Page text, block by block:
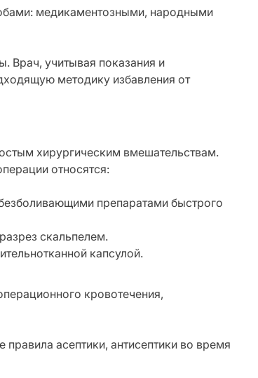
медикаментозными, народными
Врач, учитывая показания и
методику избавления от
хирургическим вмешательствам.
относятся:
препаратами быстрого
скальпелем.
капсулой.
кровотечения,
асептики, антисептики во время